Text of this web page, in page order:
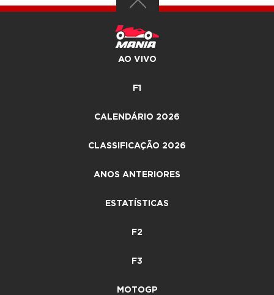
AO VIVO
F1
CALENDÁRIO 2026
CLASSIFICAÇÃO 2026
ANOS ANTERIORES
ESTATÍSTICAS
F2
F3
MOTOGP